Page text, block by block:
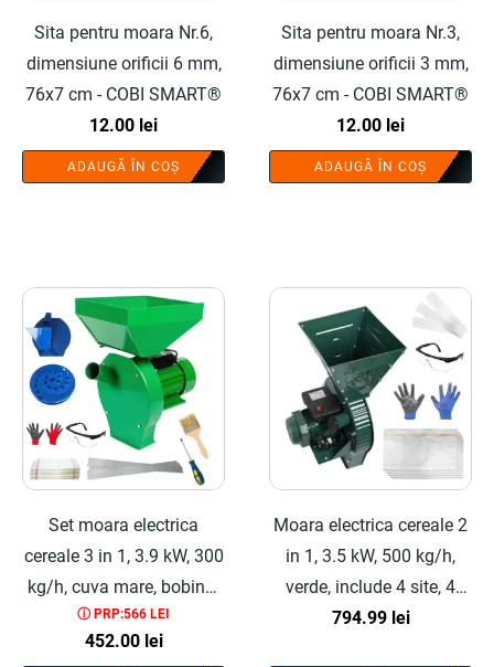
Sita pentru moara Nr.6,
dimensiune orificii 6 mm,
76x7 cm - COBI SMART®
12.00 lei
ADAUGĂ ÎN COȘ
Sita pentru moara Nr.3,
dimensiune orificii 3 mm,
76x7 cm - COBI SMART®
12.00 lei
ADAUGĂ ÎN COȘ
Set moara electrica
cereale 3 in 1, 3.9 kW, 300
kg/h, cuva mare, bobinaj
cupru, adaptor fructe si
legume, 4 site, 3 saci,
ⓘ PRP:566 LEI
452.00 lei
Moara electrica cereale 2
in 1, 3.5 kW, 500 kg/h,
verde, include 4 site, 4
saci, manusi, ochelari de
794.99 lei